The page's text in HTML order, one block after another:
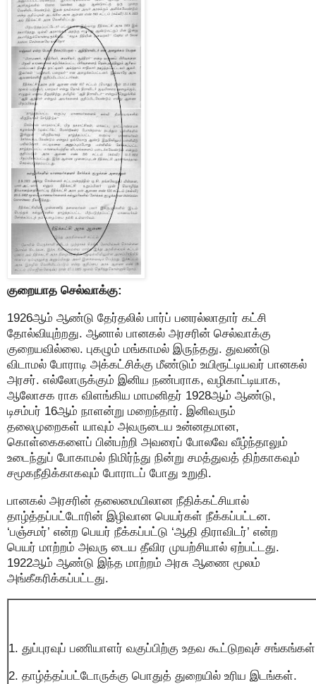
குறையாத செல்வாக்கு:
1926ஆம் ஆண்டு தேர்தலில் பார்ப் பனரல்லாதார் கட்சி
தோல்வியுற்றது. ஆனால் பானகல் அரசரின் செல்வாக்கு
குறையவில்லை. புகழும் மங்காமல் இருந்தது. துவண்டு
விடாமல் போராடி அக்கட்சிக்கு மீண்டும் உயிரூட்டியவர் பானகல்
அரசர். எல்லோருக்கும் இனிய நண்பராக, வழிகாட்டியாக,
ஆலோசக ராக விளங்கிய மாமனிதர் 1928ஆம் ஆண்டு,
டிசம்பர் 16ஆம் நாளன்று மறைந்தார். இனிவரும்
தலைமுறைகள் யாவும் அவருடைய உன்னதமான,
கொள்கைகளைப் பின்பற்றி அவரைப் போலவே வீழ்ந்தாலும்
உடைந்துப் போகாமல் நிமிர்ந்து நின்று சமத்துவத் திற்காகவும்
சமூகநீதிக்காகவும் போராடப் போது உறுதி.
பானகல் அரசரின் தலைமையிலான நீதிக்கட்சியால்
தாழ்த்தப்பட்டோரின் இழிவான பெயர்கள் நீக்கப்பட்டன.
‘பஞ்சமர்’ என்ற பெயர் நீக்கப்பட்டு ‘ஆதி திராவிடர்’ என்ற
பெயர் மாற்றம் அவரு டைய தீவிர முயற்சியால் ஏற்பட்டது.
1922ஆம் ஆண்டு இந்த மாற்றம் அரசு ஆணை மூலம்
அங்கீகரிக்கப்பட்டது.
1. துப்புரவுப் பணியாளர் வகுப்பிற்கு உதவ கூட்டுறவுச்
2. தாழ்த்தப்பட்டோருக்கு பொதுத் துறையில் உரிய இடங்கள்.